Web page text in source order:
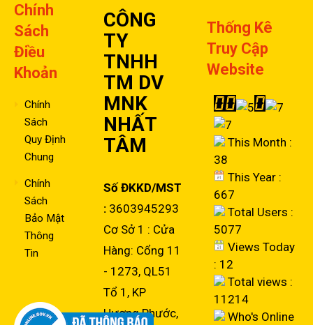
Chính
Sách
Điều
Khoản
Chính
Sách
Quy Định
Chung
Chính
Sách
Bảo Mật
Thông
Tin
CÔNG
TY
TNHH
TM DV
MNK
NHẤT
TÂM
Số ĐKKD/MST
: 3603945293
Cơ Sở 1 : Cửa
Hàng: Cổng 11
- 1273, QL51
Tổ 1, KP
Hương Phước,
Thống Kê
Truy Cập
Website
This Month :
38
This Year :
667
Total Users :
5077
Views Today
: 12
Total views :
11214
Who's Online